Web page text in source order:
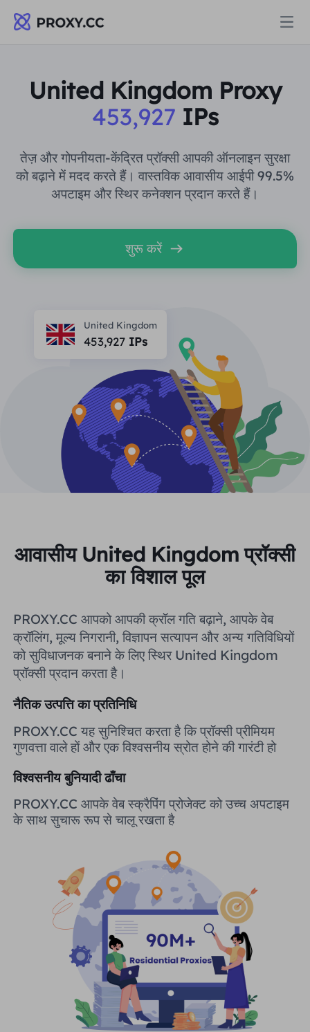
प्रॉक्सी
आवासीय प्रॉक्सी
स्थैतिक आवासीय प्रॉक्सी
असीमित आवासीय प्रॉक्सी
लंबे समय से अभिनय आईएसपी प्रॉक्सी
आवासीय प्रॉक्सी
आवासीय प्रॉक्सी $0.8 /जीबी
स्थैतिक आवासीय प्रॉक्सी
स्थिर डेटा केंद्र एजेंट
लंबे समय से अभिनय आईएसपी प्रॉक्सी $1.4
Data for AI
उपयोग के मामले द्वारा
एसईओ निगरानी
विज्ञापन सत्यापन
सभी को देखें
भागीदारों
प्रॉक्सी चेकर
स्थानों
यूनाइटेड किंगडम
ब्राज़िल
सीखना
अक्सर पूछे जाने वाले प्रश्न
ब्लॉग
अधिक एकीकरण
中文
English
Deutsch
Русский
Português
आनंद लेना77% की छूटऔर अभी कार्य करें!
आवासीय $0/GB असीमित $0/दिन
लॉग इन करें साइन अप करें
United Kingdom Proxy
453,927 IPs
तेज़ और गोपनीयता-केंद्रित प्रॉक्सी आपकी ऑनलाइन सुरक्षा
को बढ़ाने में मदद करते हैं। वास्तविक आवासीय आईपी 99.5%
अपटाइम और स्थिर कनेक्शन प्रदान करते हैं।
शुरू करें
United Kingdom
453,927IPs
आवासीय United Kingdom प्रॉक्सी
का विशाल पूल
PROXY.CC आपको आपकी क्रॉल गति बढ़ाने, आपके वेब
क्रॉलिंग, मूल्य निगरानी, ​​विज्ञापन सत्यापन और अन्य गतिविधियों
को सुविधाजनक बनाने के लिए स्थिर United Kingdom
प्रॉक्सी प्रदान करता है।
नैतिक उत्पत्ति का प्रतिनिधि
PROXY.CC यह सुनिश्चित करता है कि प्रॉक्सी प्रीमियम
गुणवत्ता वाले हों और एक विश्वसनीय स्रोत होने की गारंटी हो
विश्वसनीय बुनियादी ढाँचा
PROXY.CC आपके वेब स्क्रैपिंग प्रोजेक्ट को उच्च अपटाइम
के साथ सुचारू रूप से चालू रखता है